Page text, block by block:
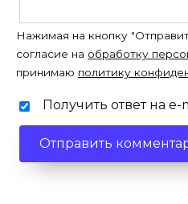
Нажимая на кнопку
согласие на обработку
принимаю политику
Получить ответ на e-